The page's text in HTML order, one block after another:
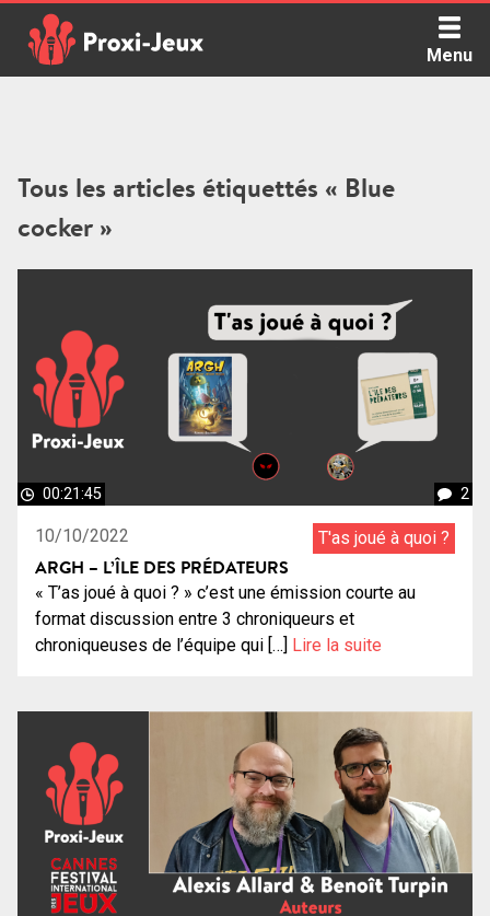
content
Menu
Tous les articles étiquettés « Blue
cocker »
00:21:45 2
10/10/2022 T'as joué à quoi ?
ARGH – L’ÎLE DES PRÉDATEURS
« T’as joué à quoi ? » c’est une émission courte au
format discussion entre 3 chroniqueurs et
chroniqueuses de l’équipe qui […] Lire la suite